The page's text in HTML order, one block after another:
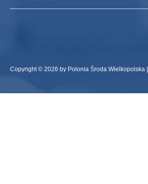
Copyright © 2026 by Polonia Środa Wielkopolska |